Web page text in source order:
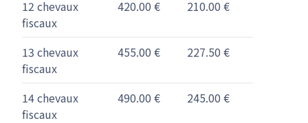
12 chevaux
fiscaux
420.00 € 210.00 €
13 chevaux
fiscaux
455.00 € 227.50 €
14 chevaux
fiscaux
490.00 € 245.00 €